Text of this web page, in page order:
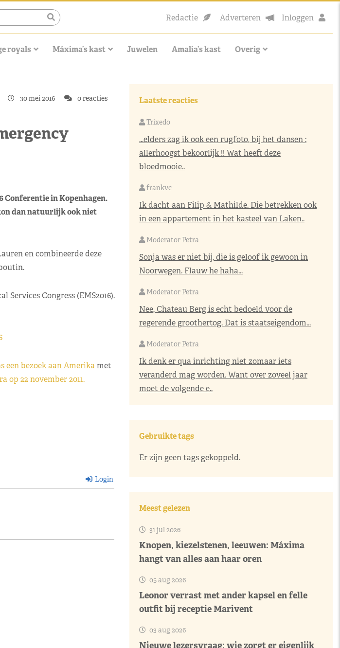
Redactie Adverteren Inloggen
royals Máxima’s kast Juwelen Amalia’s kast Overig
30 mei 2016 0 reacties
Conferentie in Kopenhagen.
dan natuurlijk ook niet
en combineerde deze
Congress (EMS2016).
een bezoek aan Amerikamet
op 22 november 2011.
Login
Laatste reacties
Trixedo
...elders zag ik ook een rugfoto, bij het dansen :
allerhoogst bekoorlijk !! Wat heeft deze
bloedmooie..
frankvc
Ik dacht aan Filip & Mathilde. Die betrekken ook
in een appartement in het kasteel van Laken..
Moderator Petra
Sonja was er niet bij, die is geloof ik gewoon in
Noorwegen. Flauw he haha...
Moderator Petra
Nee, Chateau Berg is echt bedoeld voor de
regerende groothertog. Dat is staatseigendom...
Moderator Petra
Ik denk er qua inrichting niet zomaar iets
veranderd mag worden. Want over zoveel jaar
moet de volgende e..
Gebruikte tags
Er zijn geen tags gekoppeld.
Meest gelezen
31 jul 2026
Knopen, kiezelstenen, leeuwen: Máxima
hangt van alles aan haar oren
05 aug 2026
Leonor verrast met ander kapsel en felle
outfit bij receptie Marivent
03 aug 2026
Nieuwe lezersvraag: wie zorgt er eigenlijk